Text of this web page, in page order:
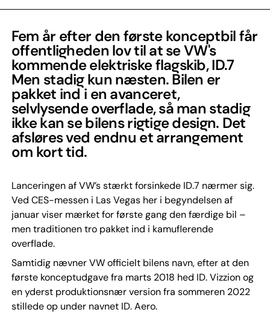
Fem år efter den første konceptbil får
offentligheden lov til at se VW's
kommende elektriske flagskib, ID.7
Men stadig kun næsten. Bilen er
pakket ind i en avanceret,
selvlysende overflade, så man stadig
ikke kan se bilens rigtige design. Det
afsløres ved endnu et arrangement
om kort tid.
Lanceringen af VW’s stærkt forsinkede ID.7 nærmer sig.
Ved CES-messen i Las Vegas her i begyndelsen af
januar viser mærket for første gang den færdige bil –
men traditionen tro pakket ind i kamuflerende
overflade.
Samtidig nævner VW officielt bilens navn, efter at den
første konceptudgave fra marts 2018 hed ID. Vizzion og
en yderst produktionsnær version fra sommeren 2022
stillede op under navnet ID. Aero.